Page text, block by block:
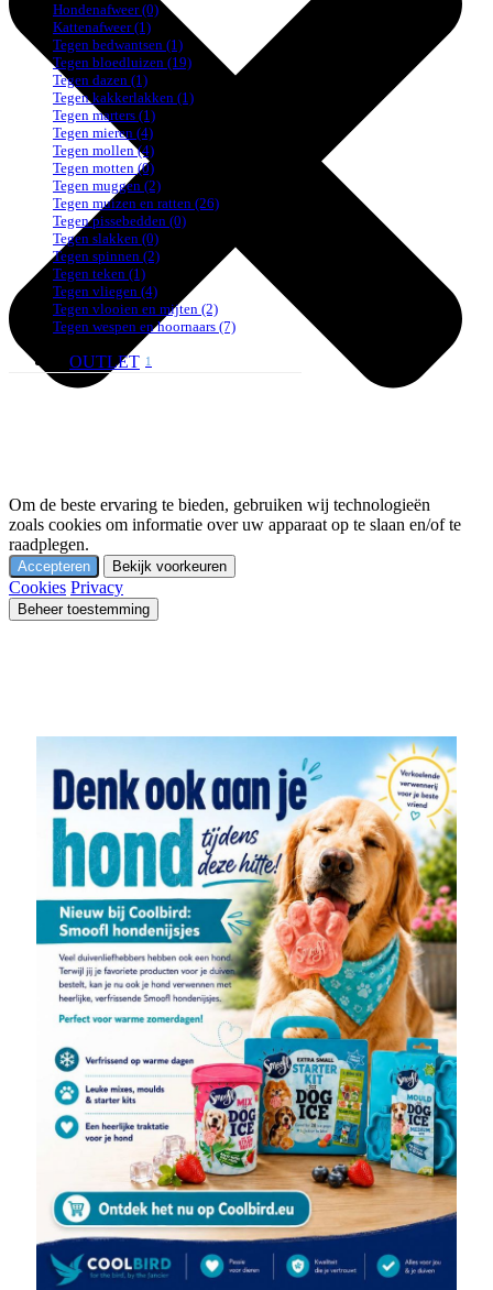
Hondenafweer(0)
Kattenafweer(1)
Tegen bedwantsen (1)
Tegen bloedluizen (19)
Tegen dazen (1)
Tegen kakkerlakken (1)
Tegen marters (1)
Tegen mieren (4)
Tegen mollen(4)
Tegen motten (0)
Tegen muggen (2)
Tegen muizen en ratten (26)
Tegen pissebedden (0)
Tegen slakken (0)
Tegen spinnen (2)
Tegen teken (1)
Tegen vliegen (4)
Tegen vlooien en mijten (2)
Tegen wespen en hoornaars (7)
OUTLET 1
Om de beste ervaring te bieden, gebruiken wij technologieën
zoals cookies om informatie over uw apparaat op te slaan en/of te
raadplegen.
Accepteren Bekijk voorkeuren
Cookies Privacy
Beheer toestemming